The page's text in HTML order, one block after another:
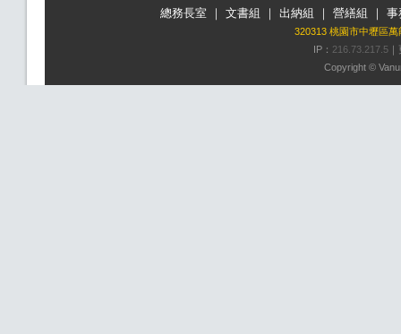
總務長室 ｜ 文書組 ｜ 出納組 ｜ 營繕組 ｜ 事
320313 桃園市中壢區萬
IP： 216.73.217.5｜
Copyright ©